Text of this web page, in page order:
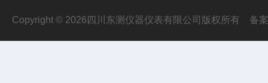
Copyright © 2026四川东测仪器仪表有限公司版权所有 备